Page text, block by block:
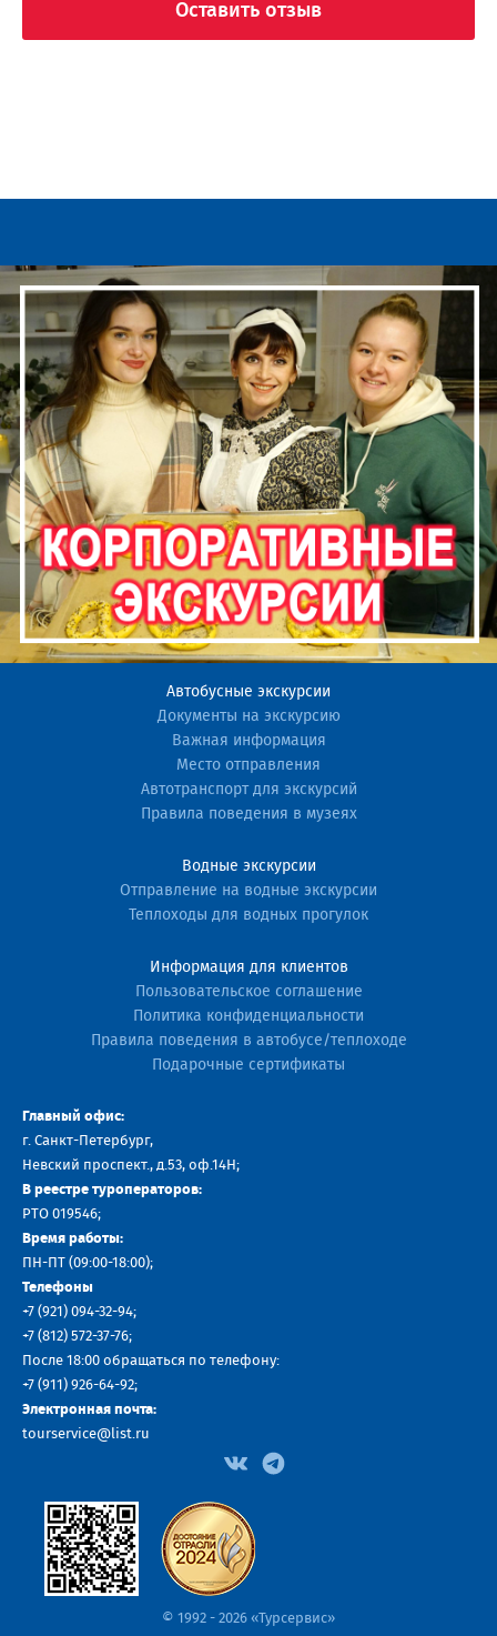
Оставить отзыв
Автобусные экскурсии
Документы на экскурсию
Важная информация
Место отправления
Автотранспорт для экскурсий
Правила поведения в музеях
Водные экскурсии
Отправление на водные экскурсии
Теплоходы для водных прогулок
Информация для клиентов
Пользовательское соглашение
Политика конфиденциальности
Правила поведения в автобусе/теплоходе
Подарочные сертификаты
Главный офис:
г. Санкт-Петербург,
Невский проспект., д.53, оф.14H;
В реестре туроператоров:
РТО 019546;
Время работы:
ПН-ПТ (09:00-18:00);
Телефоны
+7 (921) 094-32-94;
+7 (812) 572-37-76;
После 18:00 обращаться по телефону:
+7 (911) 926-64-92;
Электронная почта:
tourservice@list.ru
© 1992 - 2026 «Турсервис»